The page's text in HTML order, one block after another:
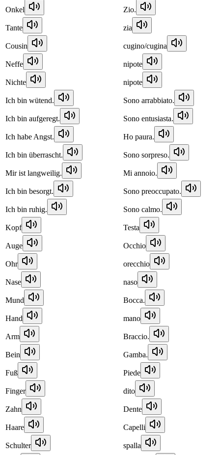
Onkel Zio.
Tante zia
Cousin cugino/cugina
Neffe nipote
Nichte nipote
Ich bin wütend. Sono arrabbiato.
Ich bin aufgeregt. Sono entusiasta.
Ich habe Angst. Ho paura.
Ich bin überrascht. Sono sorpreso.
Mir ist langweilig. Mi annoio.
Ich bin besorgt. Sono preoccupato.
Ich bin ruhig. Sono calmo.
Kopf Testa
Auge Occhio
Ohr orecchio
Nase naso
Mund Bocca.
Hand mano
Arm Braccio.
Bein Gamba.
Fuß Piede
Finger dito
Zahn Dente
Haare Capelli
Schulter spalla